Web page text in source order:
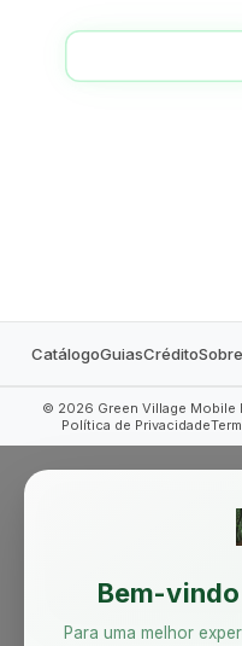
CatálogoGuiasCrédito
© 2026 Green Village
Política de Privacidade
Bem-
Para uma melhor